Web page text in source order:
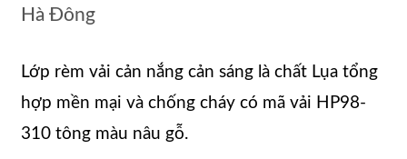
Hà Đông
Lớp rèm vải cản nắng cản sáng là chất Lụa tổng
hợp mền mại và chống cháy có mã vải HP98-
310 tông màu nâu gỗ.